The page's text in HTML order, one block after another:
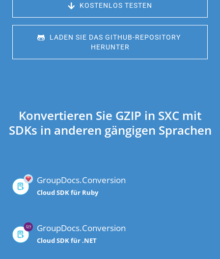
KOSTENLOS TESTEN
LADEN SIE DAS GITHUB-REPOSITORY
HERUNTER
Konvertieren Sie GZIP in SXC mit
SDKs in anderen gängigen Sprachen
GroupDocs.Conversion
Cloud SDK für Ruby
GroupDocs.Conversion
Cloud SDK für .NET